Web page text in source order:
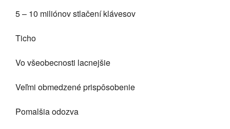
5 – 10 miliónov stlačení klávesov
Ticho
Vo všeobecnosti lacnejšie
Veľmi obmedzené prispôsobenie
Pomalšia odozva